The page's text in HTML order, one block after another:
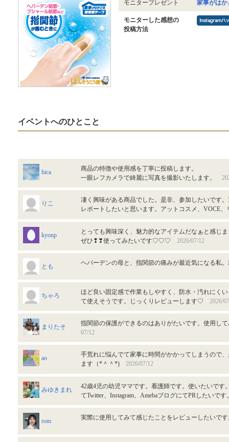
モニタープレゼント 家事がは
モニターした感想の
投稿方法
イベントへのひとこと
hica
商品の特徴や使用感を丁寧に投稿します。
一眼レフカメラで綺麗に写真を撮影いたします。
りこ
凄く興味がある商品でした。是非、参加したいです
レポートしたいと思います。アットコスメ、VOCE
kyonp
とっても興味深く、魅力的なアイテムだなぁと感じ
ぜひ❢❣使ってみたいです♡♡♡ 2026/07/12
とも ヘバーデンの母と、指関節の痛みが最近気になる私
ちゃろ
ほど良い固定感で作業もしやすく、防水・汚れにく
て使えそうです。じっくりレビューします♡ 2026/
まりたそ
指関節の保護ができるのはありがたいです。使用
07/12
ao
手荒れに悩んでて家事に時間がかかってしまうので
ます（*＾＾*) 2026/07/12
みゆきまれ
42歳4児の幼児ママです。看護師です。使いたいで
てTwitter、Instagram、AmebaブログにてPRしたいで
rom 実際に使用してみて感じたことをレビューしたいで